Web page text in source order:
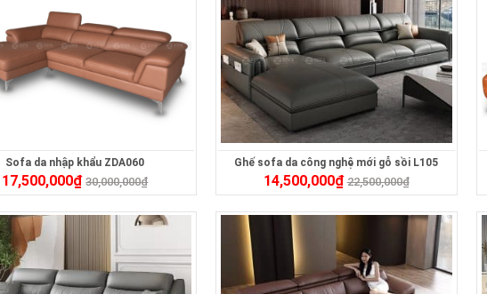
Sofa da nhập khẩu ZDA060
17,500,000₫ 30,000,000₫
Ghế sofa da công nghệ mới gỗ sồi L105
14,500,000₫ 22,500,000₫